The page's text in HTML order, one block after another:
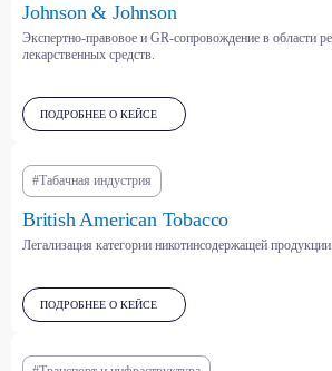
Johnson & Johnson
Экспертно-правовое и GR-сопровождение в области
лекарственных средств.
ПОДРОБНЕЕ О КЕЙСЕ
#Табачная индустрия
British American Tobacco
Легализация категории никотинсодержащей
ПОДРОБНЕЕ О КЕЙСЕ
Мы консультируем
клиентов из самых
разных секторов —
от энергетики
и фармацевтики до IT
и электронной
Мы понимаем специфику каждой отрасли
и рыночных особенностей.